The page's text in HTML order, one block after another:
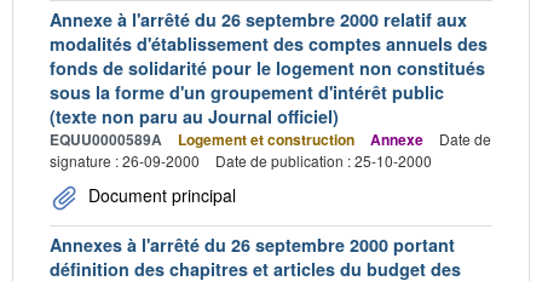
Annexe à l'arrêté du 26 septembre 2000 relatif aux
modalités d'établissement des comptes annuels des
fonds de solidarité pour le logement non constitués
sous la forme d'un groupement d'intérêt public
(texte non paru au Journal officiel)
EQUU0000589A Logement et construction Annexe
Date de
signature : 26-09-2000
Date de publication : 25-10-2000
Document principal
Annexes à l'arrêté du 26 septembre 2000 portant
définition des chapitres et articles du budget des